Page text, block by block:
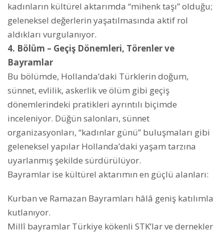
kadınların kültürel aktarımda “mihenk taşı” olduğu;
geleneksel değerlerin yaşatılmasında aktif rol
aldıkları vurgulanıyor.
4. Bölüm – Geçiş Dönemleri, Törenler ve
Bayramlar
Bu bölümde, Hollanda’daki Türklerin doğum,
sünnet, evlilik, askerlik ve ölüm gibi geçiş
dönemlerindeki pratikleri ayrıntılı biçimde
inceleniyor. Düğün salonları, sünnet
organizasyonları, “kadınlar günü” buluşmaları gibi
geleneksel yapılar Hollanda’daki yaşam tarzına
uyarlanmış şekilde sürdürülüyor.
Bayramlar ise kültürel aktarımın en güçlü alanları:
Kurban ve Ramazan Bayramları hâlâ geniş katılımla
kutlanıyor.
Millî bayramlar Türkiye kökenli STK’lar ve dernekler